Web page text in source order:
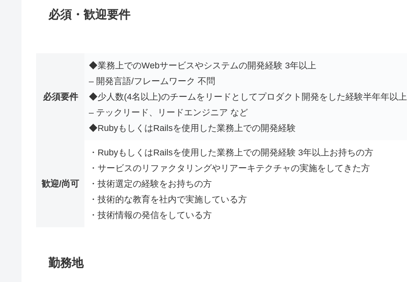
必須・歓迎要件
必須要件
◆業務上でのWebサービスやシステムの開発経験 3年以上
– 開発言語/フレームワーク 不問
◆少人数(4名以上)のチームをリードとしてプロダクト開発をした経験半年年以上
– テックリード、リードエンジニア など
◆RubyもしくはRailsを使用した業務上での開発経験
歓迎/尚可
・RubyもしくはRailsを使用した業務上での開発経験 3年以上お持ちの方
・サービスのリファクタリングやリアーキテクチャの実施をしてきた方
・技術選定の経験をお持ちの方
・技術的な教育を社内で実施している方
・技術情報の発信をしている方
勤務地